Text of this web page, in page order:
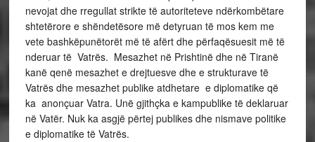
nevojat dhe rregullat strikte të autoriteteve ndërkombëtare
shtetërore e shëndetësore më detyruan të mos kem me
vete bashkëpunëtorët më të afërt dhe përfaqësuesit më të
nderuar të Vatrës. Mesazhet në Prishtinë dhe në Tiranë
kanë qenë mesazhet e drejtuesve dhe e strukturave të
Vatrës dhe mesazhet publike atdhetare e diplomatike që
ka anonçuar Vatra. Unë gjithçka e kampublike të deklaruar
në Vatër. Nuk ka asgjë përtej publikes dhe nismave politike
e diplomatike të Vatrës.